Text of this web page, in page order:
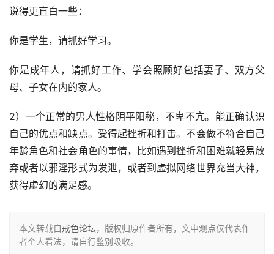
说得更直白一些：
你是学生，请抓好学习。
你是成年人，请抓好工作、学会照顾好包括妻子、双方父
母、子女在内的家人。
2）一个正常的男人性格阴平阳秘，不卑不亢。能正确认识
自己的优点和缺点。受得起挫折和打击。不会做不符合自己
年龄角色和社会角色的事情，比如遇到挫折和困难就轻易放
弃或者以邪淫形式为发泄，或者到虚拟网络世界充当大神，
获得虚幻的满足感。
本文转载自戒色论坛，版权归原作者所有，文中观点仅代表作
者个人看法，请自行鉴别吸收。